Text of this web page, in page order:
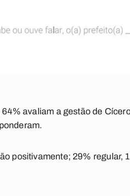
avaliam a gestão de
positivamente; 29% regular,